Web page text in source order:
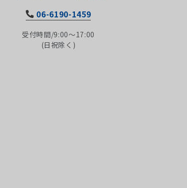
06-6190-1459
受付時間/9:00～17:00
(日祝除く)